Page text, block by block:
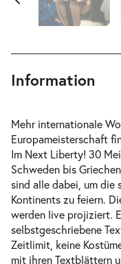
Information
Mehr internationale
Europameisterschaft
Im Next Liberty! 30
Schweden bis
sind alle dabei, um die
Kontinents zu feiern.
werden live projiziert.
selbstgeschriebene
Zeitlimit, keine
mit ihren Textblättern